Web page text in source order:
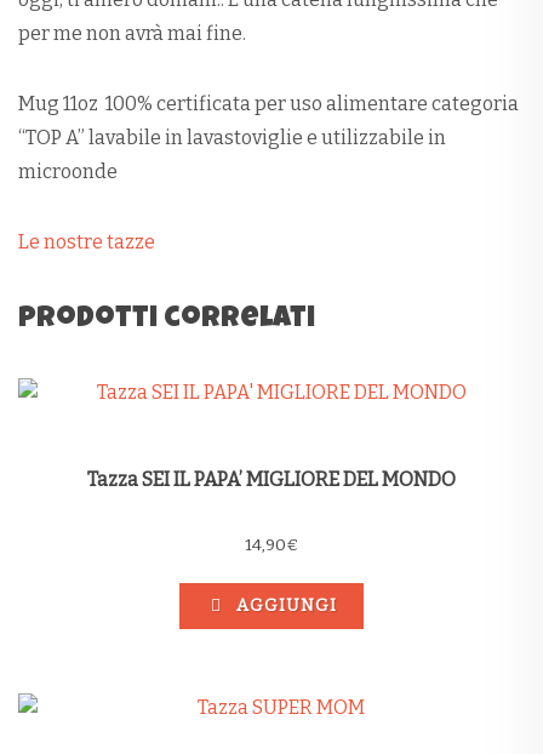
per me non avrà mai fine.
Mug 11oz 100% certificata per uso alimentare categoria
“TOP A” lavabile in lavastoviglie e utilizzabile in
microonde
Le nostre tazze
Prodotti correlati
Tazza SEI IL PAPA’ MIGLIORE DEL MONDO
14,90€
AGGIUNGI